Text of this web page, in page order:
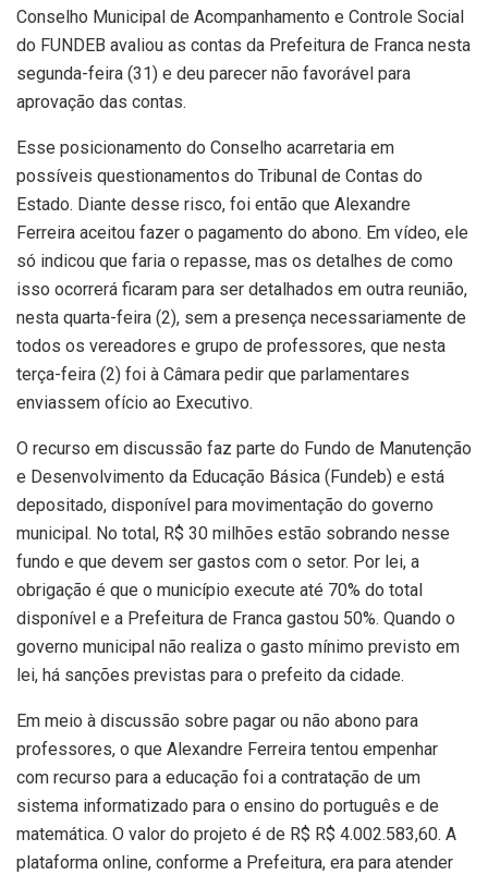
Conselho Municipal de Acompanhamento e Controle Social
do FUNDEB avaliou as contas da Prefeitura de Franca nesta
segunda-feira (31) e deu parecer não favorável para
aprovação das contas.
Esse posicionamento do Conselho acarretaria em
possíveis questionamentos do Tribunal de Contas do
Estado. Diante desse risco, foi então que Alexandre
Ferreira aceitou fazer o pagamento do abono. Em vídeo, ele
só indicou que faria o repasse, mas os detalhes de como
isso ocorrerá ficaram para ser detalhados em outra reunião,
nesta quarta-feira (2), sem a presença necessariamente de
todos os vereadores e grupo de professores, que nesta
terça-feira (2) foi à Câmara pedir que parlamentares
enviassem ofício ao Executivo.
O recurso em discussão faz parte do Fundo de Manutenção
e Desenvolvimento da Educação Básica (Fundeb) e está
depositado, disponível para movimentação do governo
municipal. No total, R$ 30 milhões estão sobrando nesse
fundo e que devem ser gastos com o setor. Por lei, a
obrigação é que o município execute até 70% do total
disponível e a Prefeitura de Franca gastou 50%. Quando o
governo municipal não realiza o gasto mínimo previsto em
lei, há sanções previstas para o prefeito da cidade.
Em meio à discussão sobre pagar ou não abono para
professores, o que Alexandre Ferreira tentou empenhar
com recurso para a educação foi a contratação de um
sistema informatizado para o ensino do português e de
matemática. O valor do projeto é de R$ R$ 4.002.583,60. A
plataforma online, conforme a Prefeitura, era para atender